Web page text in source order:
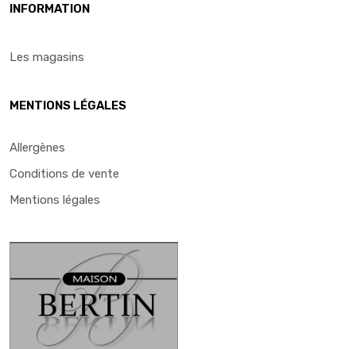
INFORMATION
Les magasins
MENTIONS LÉGALES
Allergènes
Conditions de vente
Mentions légales